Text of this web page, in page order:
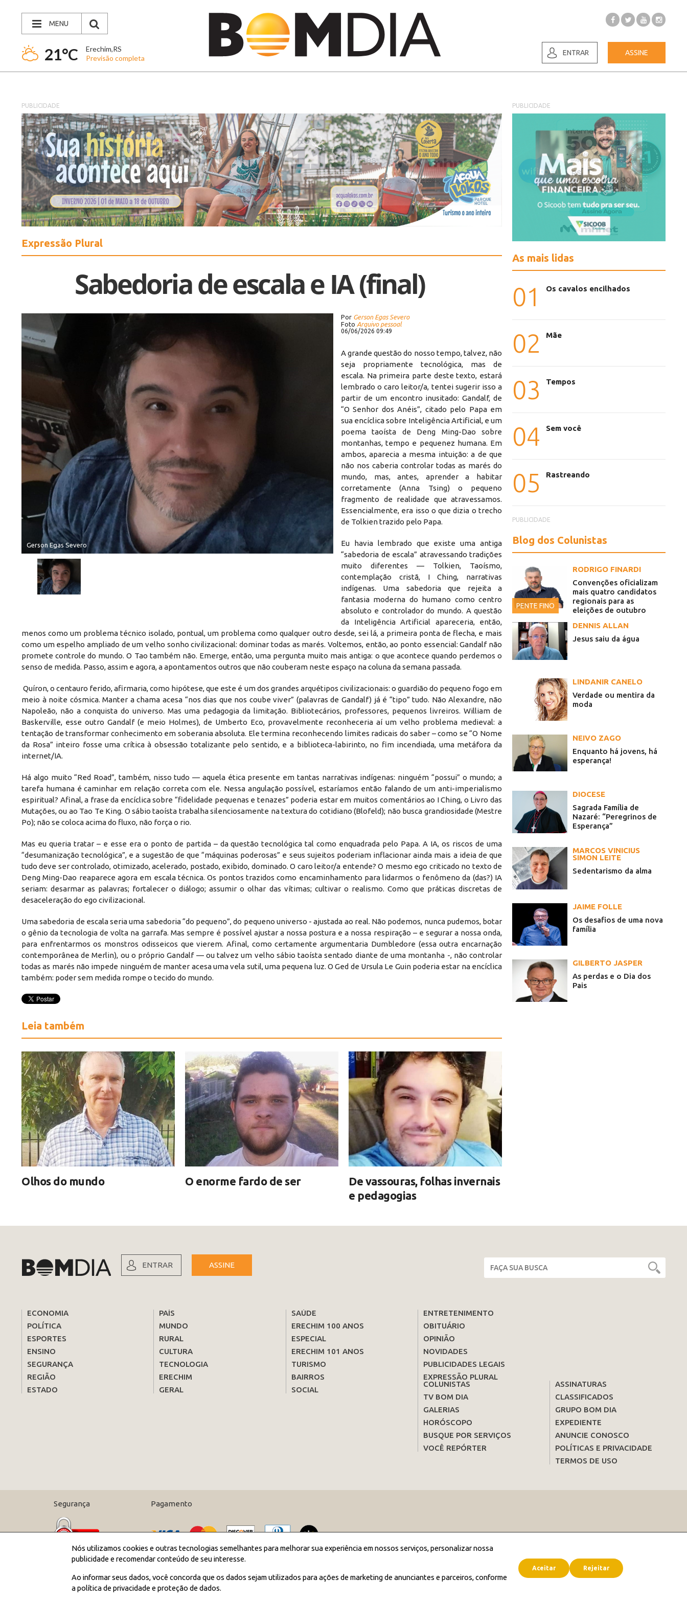
MENU
21°C
Erechim,RS
Previsão completa
ENTRAR ASSINE
PUBLICIDADE
Expressão Plural
Sabedoria de escala e IA (final)
Gerson Egas Severo
Por Gerson Egas Severo
Foto Arquivo pessoal
06/06/2026 09:49
​A grande questão do nosso tempo, talvez, não
seja propriamente tecnológica, mas de
escala. Na primeira parte deste texto, estará
lembrado o caro leitor/a, tentei sugerir isso a
partir de um encontro inusitado: Gandalf, de
“O Senhor dos Anéis”, citado pelo Papa em
sua encíclica sobre Inteligência Artificial, e um
poema taoísta de Deng Ming-Dao sobre
montanhas, tempo e pequenez humana. Em
ambos, aparecia a mesma intuição: a de que
não nos caberia controlar todas as marés do
mundo, mas, antes, aprender a habitar
corretamente (Anna Tsing) o pequeno
fragmento de realidade que atravessamos.
Essencialmente, era isso o que dizia o trecho
de Tolkien trazido pelo Papa.
​Eu havia lembrado que existe uma antiga
“sabedoria de escala” atravessando tradições
muito diferentes — Tolkien, Taoísmo,
contemplação cristã, I Ching, narrativas
indígenas. Uma sabedoria que rejeita a
fantasia moderna do humano como centro
absoluto e controlador do mundo. A questão
da Inteligência Artificial apareceria, então,
menos como um problema técnico isolado, pontual, um problema como qualquer outro desde, sei lá, a primeira ponta de flecha, e mais
como um espelho ampliado de um velho sonho civilizacional: dominar todas as marés. Voltemos, então, ao ponto essencial: Gandalf não
promete controle do mundo. O Tao também não. Emerge, então, uma pergunta muito mais antiga: o que acontece quando perdemos o
senso de medida. Passo, assim e agora, a apontamentos outros que não couberam neste espaço na coluna da semana passada.
​ Quíron, o centauro ferido, afirmaria, como hipótese, que este é um dos grandes arquétipos civilizacionais: o guardião do pequeno fogo em
meio à noite cósmica. Manter a chama acesa “nos dias que nos coube viver” (palavras de Gandalf) já é “tipo” tudo. Não Alexandre, não
Napoleão, não a conquista do universo. Mas uma pedagogia da limitação. Bibliotecários, professores, pequenos livreiros. William de
Baskerville, esse outro Gandalf (e meio Holmes), de Umberto Eco, provavelmente reconheceria aí um velho problema medieval: a
tentação de transformar conhecimento em soberania absoluta. Ele termina reconhecendo limites radicais do saber – como se “O Nome
da Rosa” inteiro fosse uma crítica à obsessão totalizante pelo sentido, e a biblioteca-labirinto, no fim incendiada, uma metáfora da
internet/IA.
​Há algo muito “Red Road”, também, nisso tudo — aquela ética presente em tantas narrativas indígenas: ninguém “possui” o mundo; a
tarefa humana é caminhar em relação correta com ele. Nessa angulação possível, estaríamos então falando de um anti-imperialismo
espiritual? Afinal, a frase da encíclica sobre “fidelidade pequenas e tenazes” poderia estar em muitos comentários ao I Ching, o Livro das
Mutações, ou ao Tao Te King. O sábio taoísta trabalha silenciosamente na textura do cotidiano (Blofeld); não busca grandiosidade (Mestre
Po); não se coloca acima do fluxo, não força o rio.
​Mas eu queria tratar – e esse era o ponto de partida – da questão tecnológica tal como enquadrada pelo Papa. A IA, os riscos de uma
“desumanização tecnológica”, e a sugestão de que “máquinas poderosas” e seus sujeitos poderiam inflacionar ainda mais a ideia de que
tudo deve ser controlado, otimizado, acelerado, postado, exibido, dominado. O caro leitor/a entende? O mesmo ego criticado no texto de
Deng Ming-Dao reaparece agora em escala técnica. Os pontos trazidos como encaminhamento para lidarmos o fenômeno da (das?) IA
seriam: desarmar as palavras; fortalecer o diálogo; assumir o olhar das vítimas; cultivar o realismo. Como que práticas discretas de
desaceleração do ego civilizacional.
​Uma sabedoria de escala seria uma sabedoria “do pequeno”, do pequeno universo - ajustada ao real. Não podemos, nunca pudemos, botar
o gênio da tecnologia de volta na garrafa. Mas sempre é possível ajustar a nossa postura e a nossa respiração – e segurar a nossa onda,
para enfrentarmos os monstros odisseicos que vierem. Afinal, como certamente argumentaria Dumbledore (essa outra encarnação
contemporânea de Merlin), ou o próprio Gandalf — ou talvez um velho sábio taoísta sentado diante de uma montanha -, não controlar
todas as marés não impede ninguém de manter acesa uma vela sutil, uma pequena luz. O Ged de Ursula Le Guin poderia estar na encíclica
também: poder sem medida rompe o tecido do mundo.
Leia também
Olhos do mundo O enorme fardo de ser
De vassouras, folhas invernais
e pedagogias
PUBLICIDADE
As mais lidas
01 Os cavalos encilhados
02 Mãe
03 Tempos
04 Sem você
05 Rastreando
PUBLICIDADE
Blog dos Colunistas
PENTE FINO
RODRIGO FINARDI
Convenções oficializam
mais quatro candidatos
regionais para as
eleições de outubro
DENNIS ALLAN
Jesus saiu da água
LINDANIR CANELO
Verdade ou mentira da
moda
NEIVO ZAGO
Enquanto há jovens, há
esperança!
DIOCESE
Sagrada Família de
Nazaré: “Peregrinos de
Esperança”
MARCOS VINICIUS
SIMON LEITE
Sedentarismo da alma
JAIME FOLLE
Os desafios de uma nova
família
GILBERTO JASPER
As perdas e o Dia dos
Pais
ENTRAR ASSINE
ECONOMIA
POLÍTICA
ESPORTES
ENSINO
SEGURANÇA
REGIÃO
ESTADO
PAÍS
MUNDO
RURAL
CULTURA
TECNOLOGIA
ERECHIM
GERAL
SAÚDE
ERECHIM 100 ANOS
ESPECIAL
ERECHIM 101 ANOS
TURISMO
BAIRROS
SOCIAL
ENTRETENIMENTO
OBITUÁRIO
OPINIÃO
NOVIDADES
PUBLICIDADES LEGAIS
EXPRESSÃO PLURAL
COLUNISTAS
TV BOM DIA
GALERIAS
HORÓSCOPO
BUSQUE POR SERVIÇOS
VOCÊ REPÓRTER
ASSINATURAS
CLASSIFICADOS
GRUPO BOM DIA
EXPEDIENTE
ANUNCIE CONOSCO
POLÍTICAS E PRIVACIDADE
TERMOS DE USO
Segurança Pagamento
2026 JORNAL BOM DIA - Todos os direitos reservados
Nós utilizamos cookies e outras tecnologias semelhantes para melhorar sua experiência em nossos serviços, personalizar nossa
publicidade e recomendar conteúdo de seu interesse.
Ao informar seus dados, você concorda que os dados sejam utilizados para ações de marketing de anunciantes e parceiros, conforme
a política de privacidade e proteção de dados.
Aceitar Rejeitar